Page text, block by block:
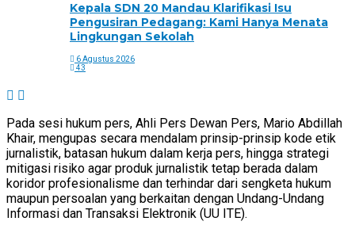
Kepala SDN 20 Mandau Klarifikasi Isu
Pengusiran Pedagang: Kami Hanya Menata
Lingkungan Sekolah
6 Agustus 2026
43
Pada sesi hukum pers, Ahli Pers Dewan Pers, Mario Abdillah
Khair, mengupas secara mendalam prinsip-prinsip kode etik
jurnalistik, batasan hukum dalam kerja pers, hingga strategi
mitigasi risiko agar produk jurnalistik tetap berada dalam
koridor profesionalisme dan terhindar dari sengketa hukum
maupun persoalan yang berkaitan dengan Undang-Undang
Informasi dan Transaksi Elektronik (UU ITE).